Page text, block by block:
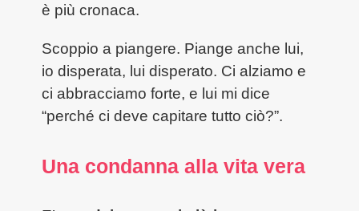
è più cronaca.
Scoppio a piangere. Piange anche lui,
io disperata, lui disperato. Ci alziamo e
ci abbracciamo forte, e lui mi dice
“perché ci deve capitare tutto ciò?”.
Una condanna alla vita vera